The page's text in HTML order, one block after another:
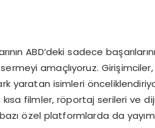
ABD’deki sadece
amaçlıyoruz.
yaratan isimleri
filmler, röportaj serileri ve
özel platformlarda da